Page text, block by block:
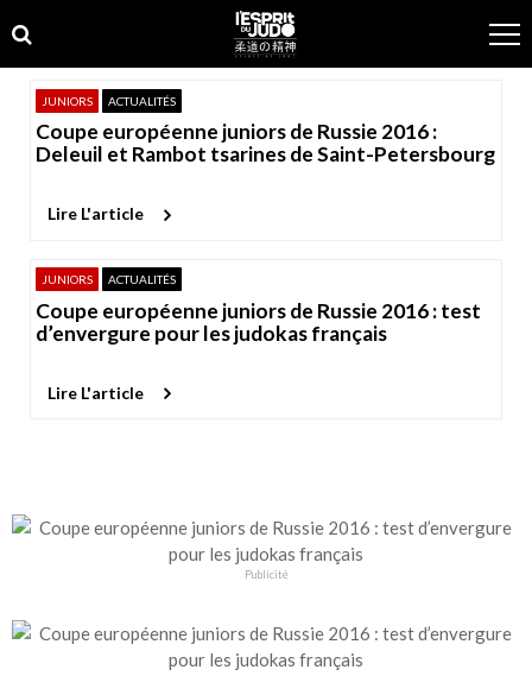
to
navigation
to
content
JUNIORS ACTUALITÉS
Coupe européenne juniors de Russie 2016 :
Deleuil et Rambot tsarines de Saint-Petersbourg
Lire L'article
JUNIORS ACTUALITÉS
Coupe européenne juniors de Russie 2016 : test
d’envergure pour les judokas français
Lire L'article
Publicité